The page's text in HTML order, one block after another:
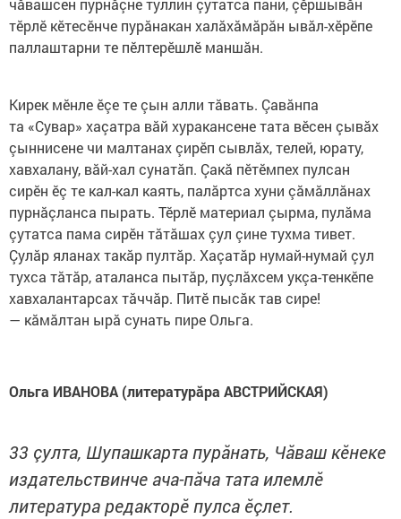
чăвашсен пурнăçне туллин çутатса пани, çӗршывăн
тӗрлӗ кӗтесӗнче пурăнакан халăхăмăрăн ывăл-хӗрӗпе
паллаштарни те пӗлтерӗшлӗ маншăн.
Кирек мӗнле ӗçе те çын алли тăвать. Çавăнпа
та «Сувар» хаçатра вăй хуракансене тата вӗсен çывăх
çыннисене чи малтанах çирӗп сывлăх, телей, юрату,
хавхалану, вăй-хал сунатăп. Çакă пӗтӗмпех пулсан
сирӗн ӗç те кал-кал каять, палăртса хуни çăмăллăнах
пурнăçланса пырать. Тӗрлӗ материал çырма, пулăма
çутатса пама сирӗн тăтăшах çул çине тухма тивет.
Çулăр яланах такăр пултăр. Хаçатăр нумай-нумай çул
тухса тăтăр, аталанса пытăр, пуçлăхсем укçа-тенкӗпе
хавхалантарсах тăччăр. Питӗ пысăк тав сире!
— кăмăлтан ырă сунать пире Ольга.
Ольга ИВАНОВА (литературăра АВСТРИЙСКАЯ)
33 çулта, Шупашкарта пурăнать, Чăваш кӗнеке
издательствинче ача-пăча тата илемлӗ
литература редакторӗ пулса ӗçлет.